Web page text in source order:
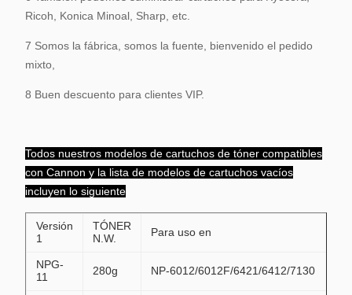
Ricoh, Konica Minoal, Sharp, etc.
7 Somos la fábrica, somos la fuente, bienvenido el pedido
mixto,
8 Buen descuento para clientes VIP.
Todos nuestros modelos de cartuchos de tóner compatibles
con Cannon y la lista de modelos de cartuchos vacíos
incluyen lo siguiente
Versión
1
TÓNER
N.W.
Para uso en
NPG-
11
280g NP-6012/6012F/6421/6412/7130